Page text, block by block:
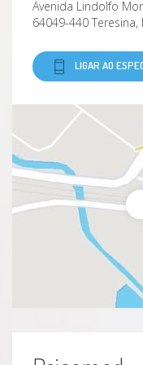
Transtorno
Transtorno
Transtorno
Transtorno
Transtorno
compulsiva
Transtorno
Transtorno
Avenida Lindolfo
64049-440 Teresina,
LIGAR AO